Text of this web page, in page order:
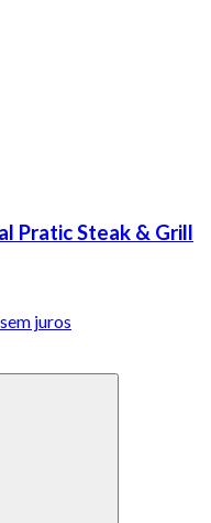
Pratic Steak & Grill
juros